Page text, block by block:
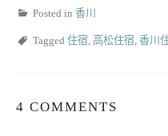
Posted in 香川
Tagged 住宿, 高松住宿, 香川
4 COMMENTS